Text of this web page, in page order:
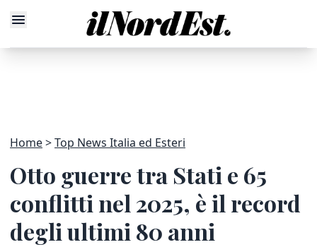
Home Top News Italia ed Esteri
Otto guerre tra Stati e 65
conflitti nel 2025, è il record
degli ultimi 80 anni